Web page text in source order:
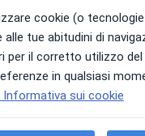
disponibili!
le prenotazioni online
cookie (o
tue abitudini di
per il corretto utilizzo
in qualsiasi
Informativa sui cookie